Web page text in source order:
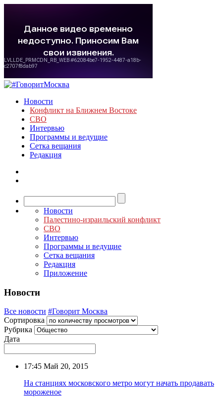
Новости
Конфликт на Ближнем Востоке
СВО
Интервью
Программы и ведущие
Сетка вещания
Редакция
Новости
Палестино-израильский конфликт
СВО
Интервью
Программы и ведущие
Сетка вещания
Редакция
Приложение
Новости
Все новости #Говорит Москва
Сортировка
Рубрика
Дата
17:45 Май 20, 2015
На станциях московского метро могут начать продавать
мороженое